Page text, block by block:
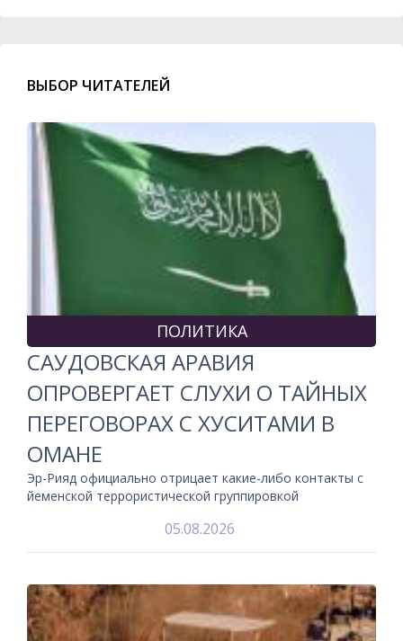
ВЫБОР ЧИТАТЕЛЕЙ
ПОЛИТИКА
САУДОВСКАЯ АРАВИЯ
ОПРОВЕРГАЕТ СЛУХИ О ТАЙНЫХ
ПЕРЕГОВОРАХ С ХУСИТАМИ В
ОМАНЕ
Эр-Рияд официально отрицает какие-либо контакты с
йеменской террористической группировкой
05.08.2026